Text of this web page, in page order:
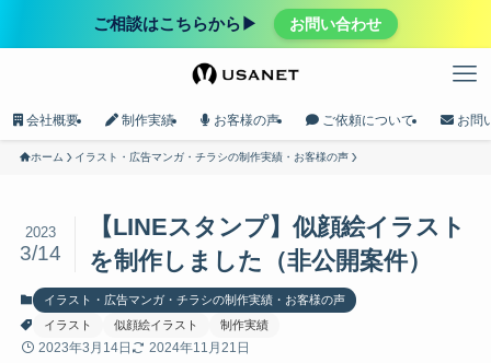
ご相談はこちらから▶︎ お問い合わせ
会社概要 制作実績 お客様の声 ご依頼について お問
ホーム イラスト・広告マンガ・チラシの制作実績・お客様の声
【LINEスタンプ】似顔絵イラスト
を制作しました（非公開案件）
2023
3/14
イラスト・広告マンガ・チラシの制作実績・お客様の声
イラスト
似顔絵イラスト 制作実績
2023年3月14日 2024年11月21日